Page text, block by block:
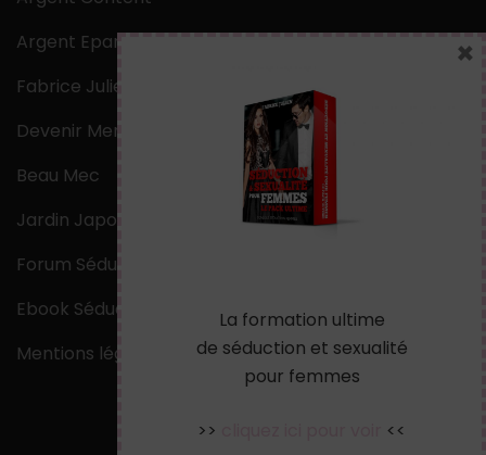
Argent Epargne
Fabrice Julien
Devenir Mentaliste
Beau Mec
Jardin Japonais Zen
Forum Séduction
Ebook Séduction
Mentions légales
La formation ultime
de séduction et sexualité
pour femmes
>> <<
×